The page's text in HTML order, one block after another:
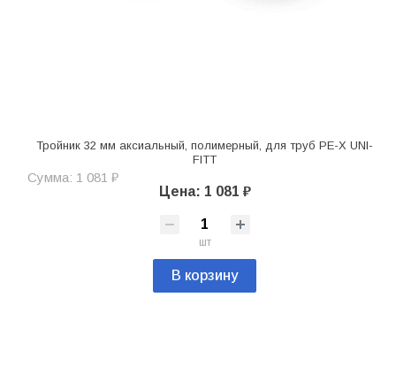
Тройник 32 мм аксиальный, полимерный, для труб PE-X UNI-
FITT
Сумма: 1 081 ₽
Цена: 1 081 ₽
шт
В корзину